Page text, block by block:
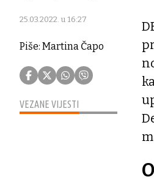
25.03.2022. u 16:27
Piše: Martina Čapo
VEZANE VIJESTI